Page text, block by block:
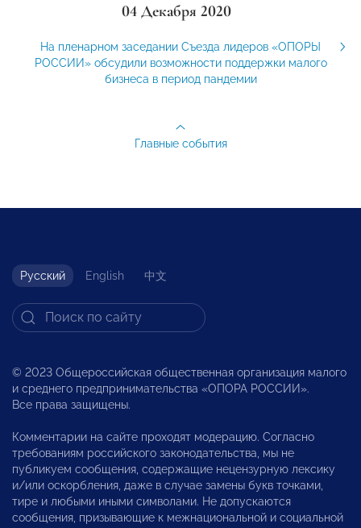
04 Декабря 2020
На пленарном заседании Съезда лидеров «ОПОРЫ
РОССИИ» обсудили возможности поддержки малого
бизнеса в период пандемии
Главные события
Русский English 中文
© 2023 Общероссийская общественная организация малого
и среднего предпринимательства «ОПОРА РОССИИ».
Все права защищены.
Комментарии на сайте проходят модерацию. Согласно
требованиям российского законодательства, мы не
публикуем сообщения, содержащие нецензурную лексику
и/или оскорбления, даже в случае замены букв точками,
тире и любыми иными символами. Не допускаются
сообщения, призывающие к межнациональной и социальной